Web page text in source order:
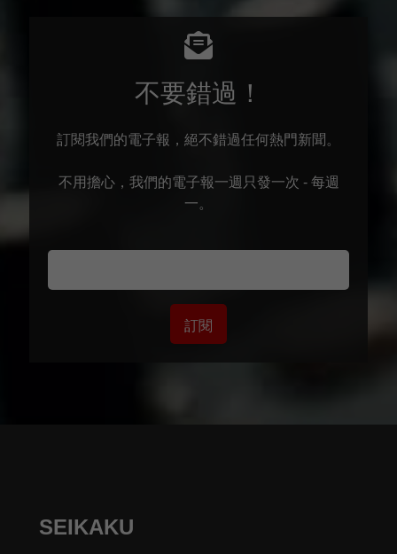
不要錯過！
訂閱我們的電子報，絕不錯過任何熱門新聞。
不用擔心，我們的電子報一週只發一次 - 每週
一。
訂閱
SEIKAKU